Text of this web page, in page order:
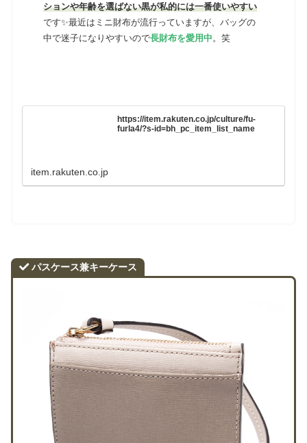
ションや年齢を選ばない黒が私的には一番使いやすい
です✨最近はミニ財布が流行っていますが、バッグの
中で迷子になりやすいので長財布を愛用中。笑
https://item.rakuten.co.jp/culture/fu-
furla4/?s-id=bh_pc_item_list_name
item.rakuten.co.jp
パスケース兼キーケース